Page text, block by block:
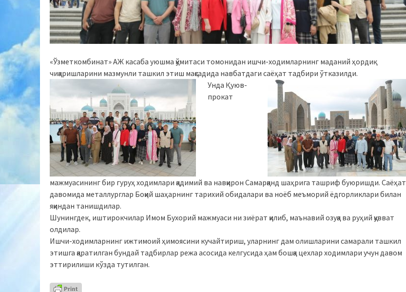
«Ўзметкомбинат» АЖ касаба уюшма қўмитаси томонидан ишчи-ходимларнинг маданий ҳордиқ
чиқаришларини мазмунли ташкил этиш мақсадида навбатдаги саёҳат тадбири ўтказилди.
Унда Қуюв-
прокат
мажмуасининг бир гуруҳ ходимлари қадимий ва навқирон Самарқанд шаҳрига ташриф буюришди. Саёҳат
давомида металлурглар Боқий шаҳарнинг тарихий обидалари ва ноёб меъморий ёдгорликлари билан
яқиндан танишдилар.
Шунингдек, иштирокчилар Имом Бухорий мажмуаси ни зиёрат қилиб, маънавий озуқа ва руҳий қувват
олдилар.
Ишчи-ходимларнинг ижтимоий ҳимоясини кучайтириш, уларнинг дам олишларини самарали ташкил
этишга қаратилган бундай тадбирлар режа асосида келгусида ҳам бошқа цехлар ходимлари учун давом
эттирилиши кўзда тутилган.